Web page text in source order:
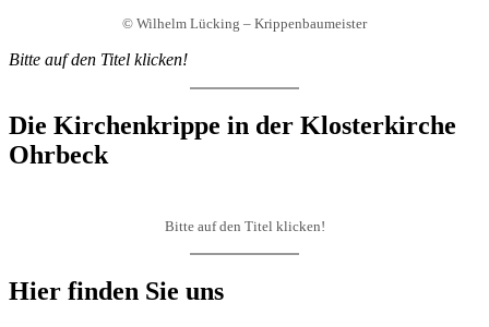
© Wilhelm Lücking – Krippenbaumeister
Bitte auf den Titel klicken!
Die Kirchenkrippe in der Klosterkirche
Ohrbeck
Bitte auf den Titel klicken!
Hier finden Sie uns